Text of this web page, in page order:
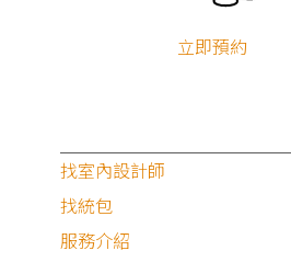
立即預約
找室內設計師
找統包
服務介紹